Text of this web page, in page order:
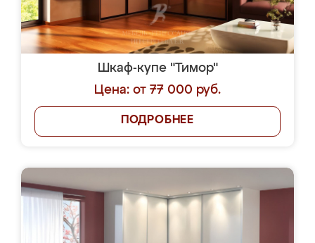
Шкаф-купе "Тимор"
Цена: от 77 000 руб.
ПОДРОБНЕЕ